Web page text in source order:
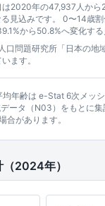
は2020年の47,937人か
見込みです。 0〜14歳
から50.8%へ変化する
口問題研究所「日本の地
ます。
均年齢は e-Stat 6次メッ
ータ（N03）をもとに
合があります。
2024年）